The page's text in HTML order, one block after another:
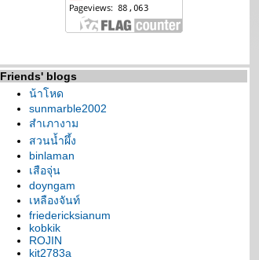
Friends' blogs
น้าโหด
sunmarble2002
สำเภางาม
สวนน้ำผึ้ง
binlaman
เสือจุ่น
doyngam
เหลืองจันท์
friedericksianum
kobkik
ROJIN
kit2783a